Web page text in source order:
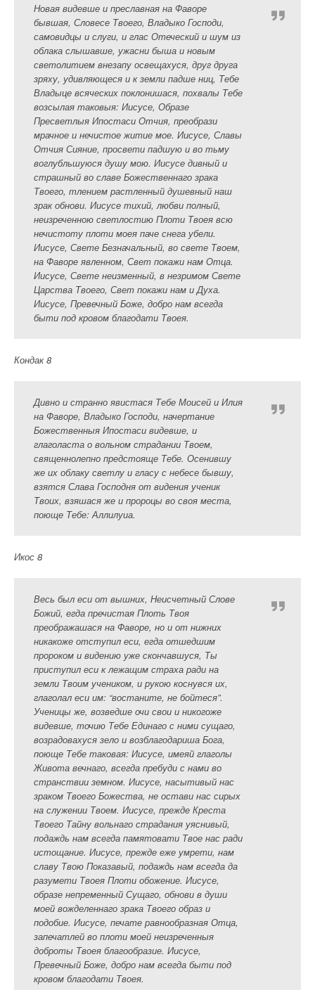
Новая видевше и преславная на Фаворе
бывшая, Словесе Твоего, Владыко Господи,
самовидцы и слуги, и глас Отеческий и шум из
облака слышавше, ужасни быша и новым
светолитием внезапу освещахуся, друг друга
зряху, удивляющеся и к земли падше ниц, Тебе
Владыце всяческих поклонишася, похвалы Тебе
возсылая таковыя: Иисусе, Образе
Пресветлыя Ипостаси Отчия, преобрази
мрачное и нечистое житие мое. Иисусе, Славы
Отчия Сияние, просвети падшую и во тьму
воглубльшуюся душу мою. Иисусе дивный и
страшный во славе Божественнаго зрака
Твоего, тлением растленный душевный наш
зрак обнови. Иисусе тихий, любви полный,
неизреченною светлостию Плоти Твоея всю
нечистоту плоти моея паче снега убели.
Иисусе, Свете Безначальный, во свете Твоем,
на Фаворе явленном, Свет покажи нам Отца.
Иисусе, Свете неизменный, в незримом Свете
Царства Твоего, Свет покажи нам и Духа.
Иисусе, Превечный Боже, добро нам всегда
быти под кровом благодати Твоея.
Кондак 8
Дивно и странно явистася Тебе Моисей и Илия
на Фаворе, Владыко Господи, начертание
Божественныя Ипостаси видевше, и
глаголаста о вольном страдании Твоем,
священнолепно предстояще Тебе. Осенившу
же их облаку светлу и гласу с небесе бывшу,
взятся Слава Господня от видения ученик
Твоих, взяшася же и пророцы во своя места,
поюще Тебе: Аллилуиа.
Икос 8
Весь был еси от вышних, Неисчетный Слове
Божий, егда пречистая Плоть Твоя
преображашася на Фаворе, но и от нижних
никакоже отступил еси, егда отшедшим
пророком и видению уже скончавшуся, Ты
приступил еси к лежащим страха ради на
земли Твоим учеником, и рукою коснувся их,
глаголал еси им: “востаните, не бойтеся”.
Ученицы же, возведше очи свои и никогоже
видевше, точию Тебе Единаго с ними сущаго,
возрадовахуся зело и возблагодариша Бога,
поюще Тебе таковая: Иисусе, имеяй глаголы
Живота вечнаго, всегда пребуди с нами во
странствии земном. Иисусе, насытивый нас
зраком Твоего Божества, не остави нас сирых
на служении Твоем. Иисусе, прежде Креста
Твоего Тайну вольнаго страдания уяснивый,
подаждь нам всегда памятовати Твое нас ради
истощание. Иисусе, прежде еже умрети, нам
славу Твою Показавый, подаждь нам всегда да
разумети Твоея Плоти обожение. Иисусе,
образе непременный Сущаго, обнови в души
моей вожделеннаго зрака Твоего образ и
подобие. Иисусе, печате равнообразная Отца,
запечатлей во плоти моей неизреченныя
доброты Твоея благообразие. Иисусе,
Превечный Боже, добро нам всегда быти под
кровом благодати Твоея.